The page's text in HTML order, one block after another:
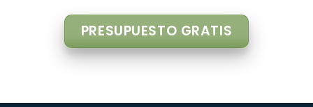
PRESUPUESTO GRATIS